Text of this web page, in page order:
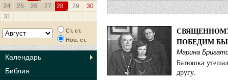
24
25 26 27 28 29
30
31
Ст. ст.
Нов. ст.
Календарь
Библия
ПОБЕДИМ
Марина
Батюшка
другу.